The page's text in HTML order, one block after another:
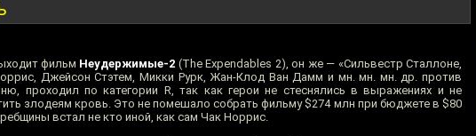
фильм Неудержимые-2 (The Expendables 2), он же — «Сильвестр Сталлоне,
Джейсон Стэтем, Микки Рурк, Жан-Клод Ван Дамм и мн. мн. мн. др. против
проходил по категории R, так как герои не стеснялись в выражениях и не
злодеям кровь. Это не помешало собрать фильму $274 млн при бюджете в $80
встал не кто иной, как сам Чак Норрис.